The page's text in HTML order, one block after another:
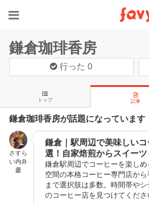
鎌倉珈琲香房
行った0
トップ 記事
鎌倉珈琲香房が話題になっています
さすら
い内弁
慶
鎌倉｜駅周辺で美味しい
選！自家焙煎からスイー
鎌倉駅周辺でコーヒーを楽し
空間の本格コーヒー専門店か
まで選択肢は多数。時間帯や
のコーヒー店を見つけてくださ